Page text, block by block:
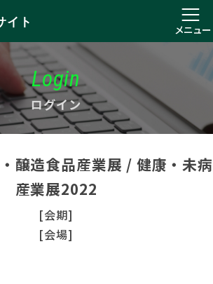
イト
メニュー
Login
ログイン
醸造食品産業展 / 健康・未病
産業展2022
[会期]
[会場]